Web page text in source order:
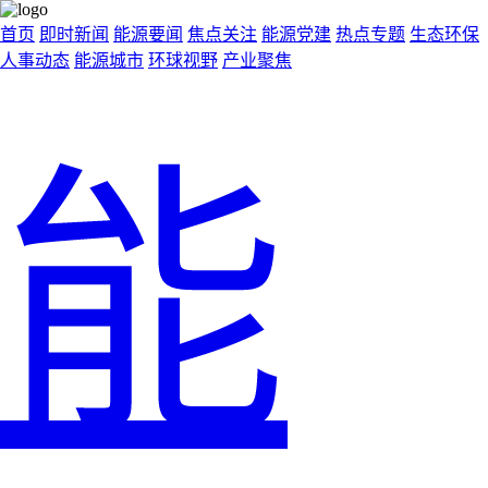
首页 即时新闻 能源要闻 焦点关注 能源党建 热点专题 生态环保
人事动态 能源城市 环球视野 产业聚焦
能